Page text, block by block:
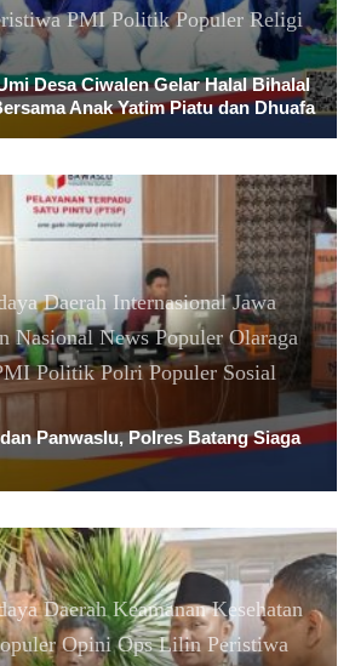
PMI Politik Populer Religi
Desa Ciwalen Gelar Halal Bihalal
Anak Yatim Piatu dan Dhuafa
Daerah Internasional Jawa
Nasional News Populer Olaraga
Politik Polri Populer Sosial
Panwaslu, Polres Batang Siaga
Daerah Keamanan Kesehatan
Opini Ops Lilin Peristiwa